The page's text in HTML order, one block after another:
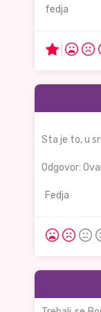
fedja
Sta je to, u
Odgovor:
Fedja